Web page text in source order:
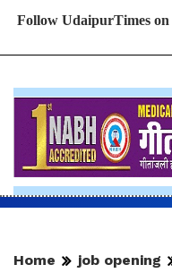
Follow UdaipurTimes on
Home job opening